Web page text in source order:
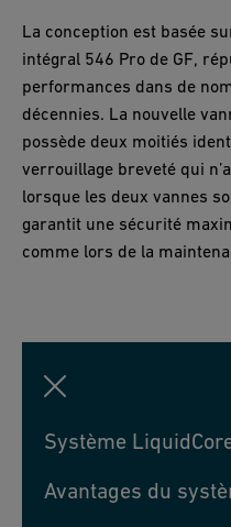
La conception est basée
intégral 546 Pro de GF,
performances dans de
décennies. La nouvelle
possède deux moitiés
verrouillage breveté qui
lorsque les deux vannes
garantit une sécurité
comme lors de la
Système
Avantages du